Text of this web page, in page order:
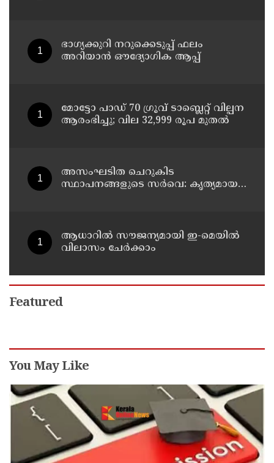
ഭാഗ്യക്കുറി നറുക്കെടുപ്പ് ഫലം
അറിയാൻ ഔദ്യോഗിക ആപ്പ്
മോട്ടോ പാഡ് 70 ഗ്രൂവ് ടാബ്ലെറ്റ് വില്പന
ആരംഭിച്ചു; വില 32,999 രൂപ മുതൽ
അസംഘടിത ചെറുകിട
സ്ഥാപനങ്ങളുടെ സർവെ: കൃത്യമായ
ആധാറിൽ സൗജന്യമായി ഇ-മെയിൽ
വിലാസം ചേർക്കാം
Featured
You May Like